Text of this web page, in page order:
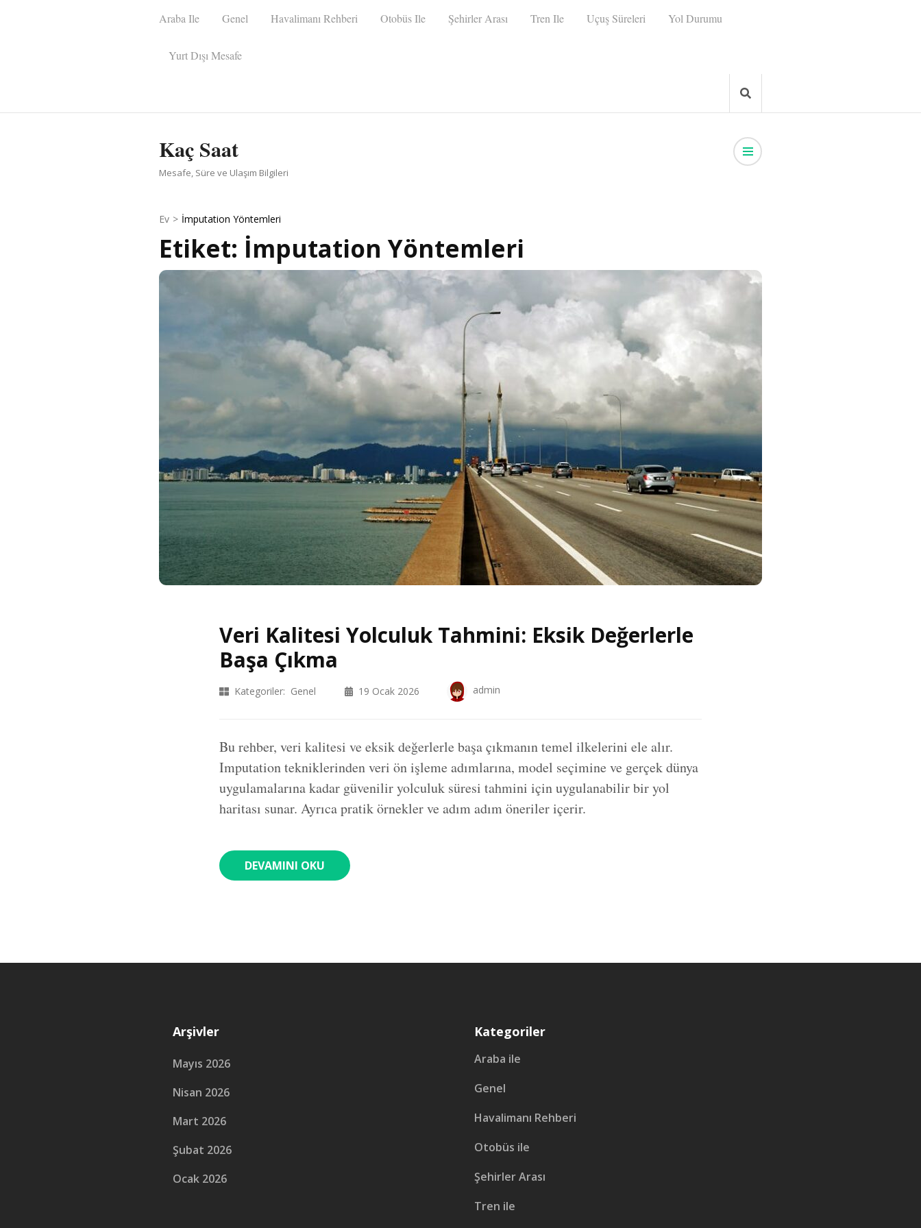
Araba Ile Genel Havalimanı Rehberi Otobüs Ile Şehirler Arası Tren Ile Uçuş Süreleri Yol Durumu
Yurt Dışı Mesafe
Kaç Saat
Mesafe, Süre ve Ulaşım Bilgileri
Ev > İmputation Yöntemleri
Etiket: İmputation Yöntemleri
Veri Kalitesi Yolculuk Tahmini: Eksik Değerlerle
Başa Çıkma
Kategoriler: Genel 19 Ocak 2026 admin
Bu rehber, veri kalitesi ve eksik değerlerle başa çıkmanın temel ilkelerini ele alır.
Imputation tekniklerinden veri ön işleme adımlarına, model seçimine ve gerçek dünya
uygulamalarına kadar güvenilir yolculuk süresi tahmini için uygulanabilir bir yol
haritası sunar. Ayrıca pratik örnekler ve adım adım öneriler içerir.
DEVAMINI OKU
Arşivler
Mayıs 2026
Nisan 2026
Mart 2026
Şubat 2026
Ocak 2026
Kategoriler
Araba ile
Genel
Havalimanı Rehberi
Otobüs ile
Şehirler Arası
Tren ile